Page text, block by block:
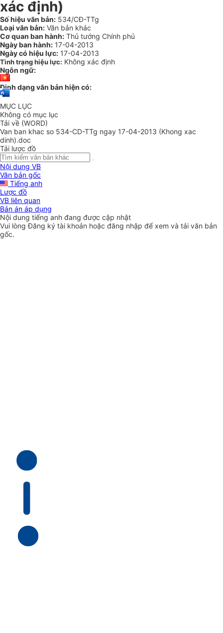
xác định)
Số hiệu văn bản: 534/CĐ-TTg
Loại văn bản: Văn bản khác
Cơ quan ban hành: Thủ tướng Chính phủ
Ngày ban hành: 17-04-2013
Ngày có hiệu lực: 17-04-2013
Tình trạng hiệu lực: Không xác định
Ngôn ngữ:
Định dạng văn bản hiện có:
MỤC LỤC
Không có mục lục
Tải về (WORD)
Van ban khac so 534-CD-TTg ngay 17-04-2013 (Khong xac
dinh).doc
Tải lược đồ
Nội dung VB
Văn bản gốc
Tiếng anh
Lược đồ
VB liên quan
Bản án áp dụng
Nội dung tiếng anh đang được cập nhật
Vui lòngĐăng ký tài khoản hoặc đăng nhập để xem và tải văn bản
gốc.